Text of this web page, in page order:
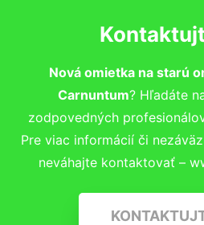
Nová omietka na starú
Carnuntum? Hľadáte
zodpovedných
Pre viac informácií či
neváhajte kontaktovať –